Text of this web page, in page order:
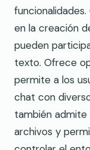
en la creación
pueden
texto. Ofrece
permite a los
chat con
también admite
archivos y